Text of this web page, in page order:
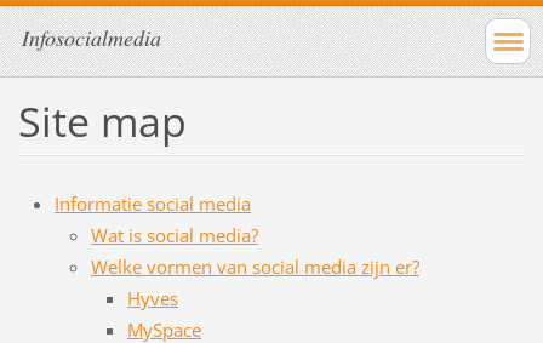
Infosocialmedia
Site map
Informatie social media
Wat is social media?
Welke vormen van social media zijn er?
Hyves
MySpace